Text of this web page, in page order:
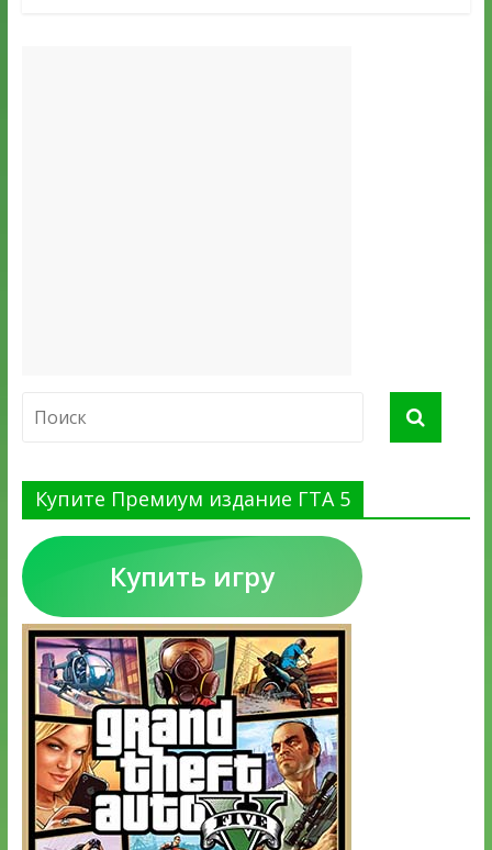
Купите Премиум издание ГТА 5
Купить игру